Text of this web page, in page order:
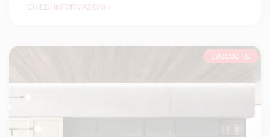
CHIEDI INFORMAZIONI »
EVOCUCINE